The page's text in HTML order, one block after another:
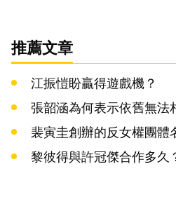
推薦文章
江振愷盼贏得遊戲機？
張韶涵為何表示依舊無法
裴寅圭創辦的反女權團體
黎彼得與許冠傑合作多久